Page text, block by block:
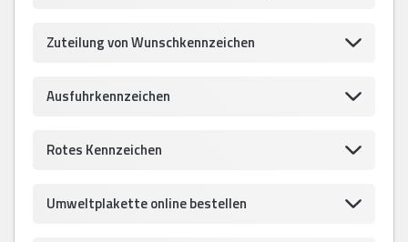
Zuteilung von Wunschkennzeichen
Ausfuhrkennzeichen
Rotes Kennzeichen
Umweltplakette online bestellen